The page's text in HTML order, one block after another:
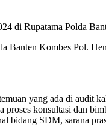
di Rupatama Polda
Kombes Pol.
yang ada di audit
konsultasi dan
bidang SDM, sarana